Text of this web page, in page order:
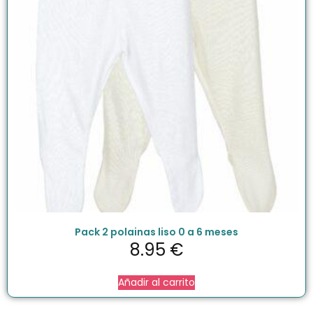
Pack 2 polainas liso 0 a 6 meses
8.95 €
Añadir al carrito